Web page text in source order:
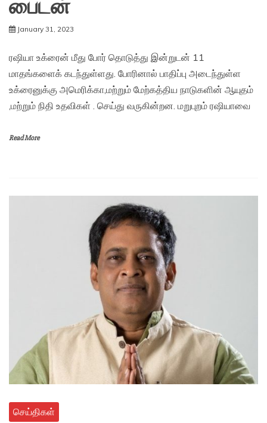
பைடன்
January 31, 2023
ரஷியா உக்ரைன் மீது போர் தொடுத்து இன்றுடன் 11
மாதங்களைக் கடந்துள்ளது. போரினால் பாதிப்பு அடைந்துள்ள
உக்ரைனுக்கு அமெரிக்கா,மற்றும் மேற்கத்திய நாடுகளின் ஆயுதம்
,மற்றும் நிதி உதவிகள் . செய்து வருகின்றன. மறுபுறம் ரஷியாவை
Read More
செய்திகள்